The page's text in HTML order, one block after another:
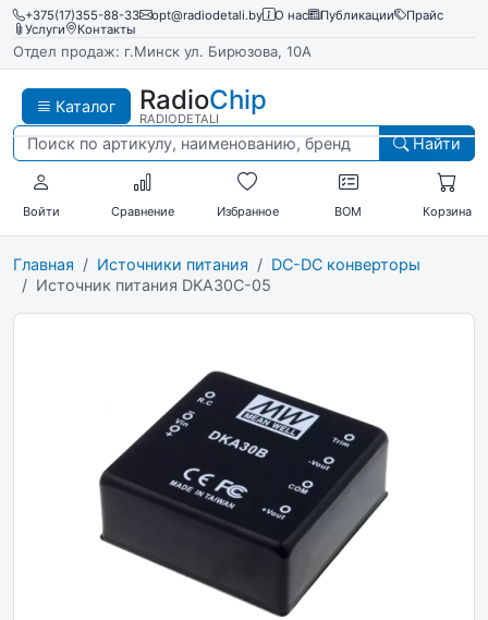
+375(17)355-88-33 opt@radiodetali.by О нас Публикации
Прайс
Услуги
Контакты
Отдел продаж: г.Минск ул. Бирюзова, 10А
Каталог RadioChip
RADIODETALI
Найти
Войти Сравнение Избранное BOM Корзина
Главная Источники питания
DC-DC конверторы
Источник питания DKA30C-05